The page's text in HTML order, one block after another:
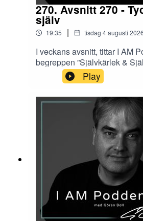
270. Avsnitt 270 -
själv
19:35 | tisdag 4 augusti 2026
I veckans avsnitt, tittar I AM
begreppen ”Självkärlek &
modern vetenskap har
hur yoga och andra holistiska
beskriver detta från sitt håll
Play